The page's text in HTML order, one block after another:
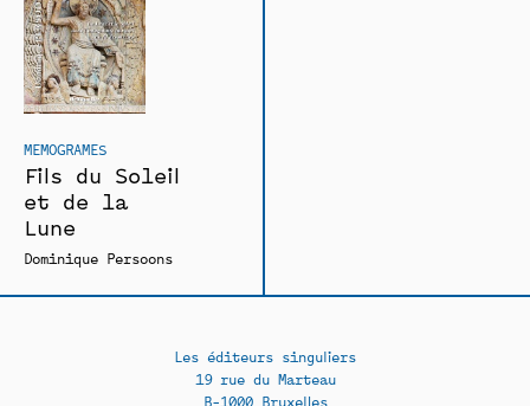
Rencontres
MEMOGRAMES
Fils du Soleil
et de la
Lune
Dominique Persoons
Les éditeurs singuliers
19 rue du Marteau
B-1000 Bruxelles